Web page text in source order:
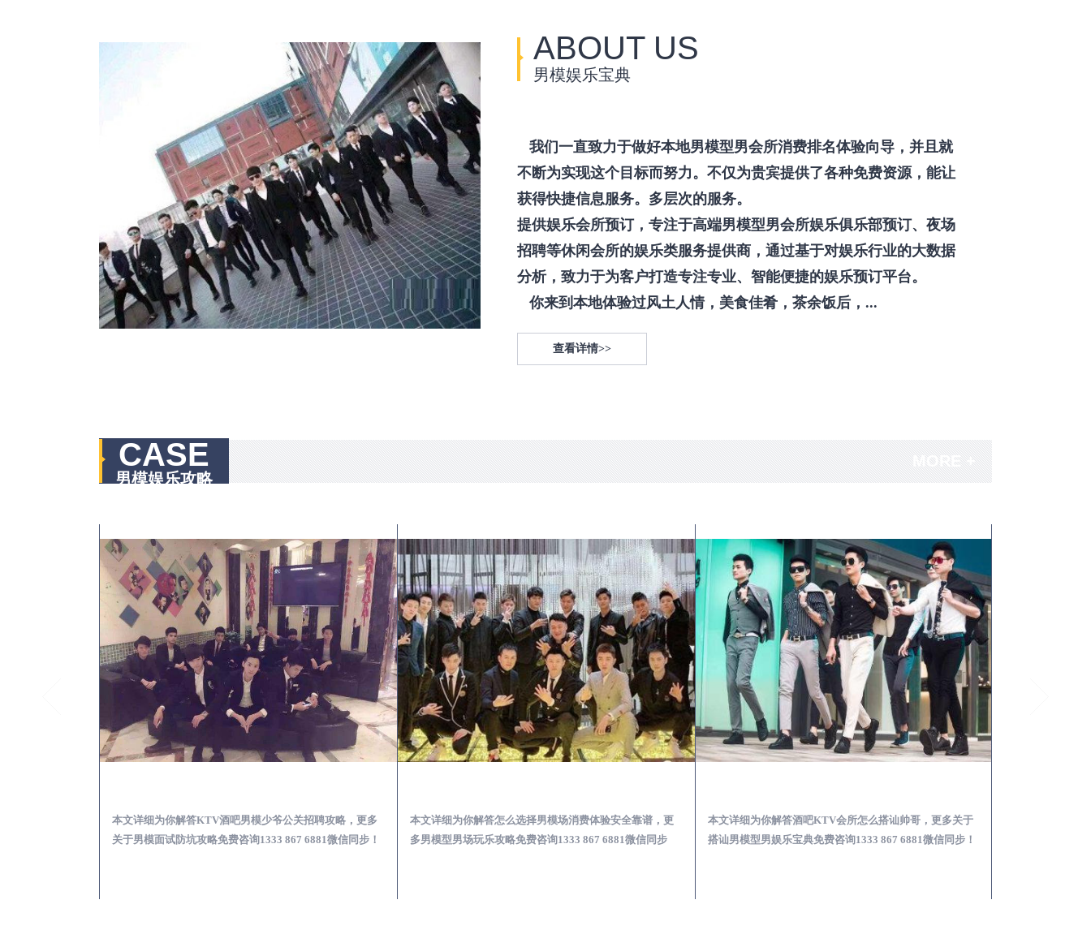
ABOUT US
男模娱乐宝典
我们一直致力于做好本地男模型男会所消费排名体验向导，并且就
不断为实现这个目标而努力。不仅为贵宾提供了各种免费资源，能让
获得快捷信息服务。多层次的服务。
提供娱乐会所预订，专注于高端男模型男会所娱乐俱乐部预订、夜场
招聘等休闲会所的娱乐类服务提供商，通过基于对娱乐行业的大数据
分析，致力于为客户打造专注专业、智能便捷的娱乐预订平台。
你来到本地体验过风土人情，美食佳肴，茶余饭后，...
查看详情>>
CASE
男模娱乐攻略
本文详细为你解答KTV酒吧男模少爷公关招聘攻略，更多
关于男模面试防坑攻略免费咨询1333 867 6881微信同步！
本文详细为你解答怎么选择男模场消费体验安全靠谱，更
多男模型男场玩乐攻略免费咨询1333 867 6881微信同步
本文详细为你解答酒吧KTV会所怎么搭讪帅哥，更多关于
搭讪男模型男娱乐宝典免费咨询1333 867 6881微信同步！